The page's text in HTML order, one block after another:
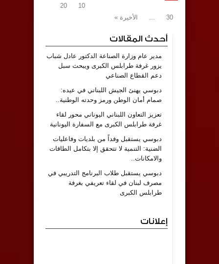
10
20
30
... الأخيرة »
أحدث المقالات
مدير عام وزارة الصناعة الدكتور عادل شباب
يزور غرفة طرابلس الكبرى ويبحث سبل
دعم القطاع الصناعي
دبوسي يهنئ الجيش اللبناني في عيده:
صمام أمان الوطن ورمز وحدته الوطنية..
تعزيز التعاون اللبناني اليوناني محور لقاء
غرفة طرابلس الكبرى مع السفارة اليونانية
دبوسي يستقبل وفداً من بلديات وفاعليات
الضنية: التنمية لا تتحقق إلا بتكامل الطاقات
والامكانات..
دبوسي يستقبل طلاب البرنامج التدريبي في
مصرف لبنان في لقاء تعريفي بغرفة
طرابلس الكبرى
إعلانات